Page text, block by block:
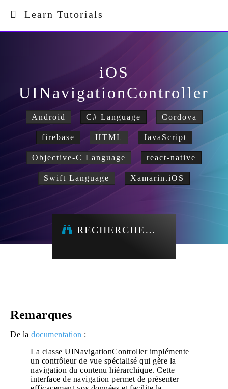
Learn Tutorials
iOS
UINavigationController
Android C# Language Cordova
firebase HTML JavaScript
Objective-C Language react-native
Swift Language Xamarin.iOS
RECHERCHE…
Remarques
De la documentation :
La classe UINavigationController implémente
un contrôleur de vue spécialisé qui gère la
navigation du contenu hiérarchique. Cette
interface de navigation permet de présenter